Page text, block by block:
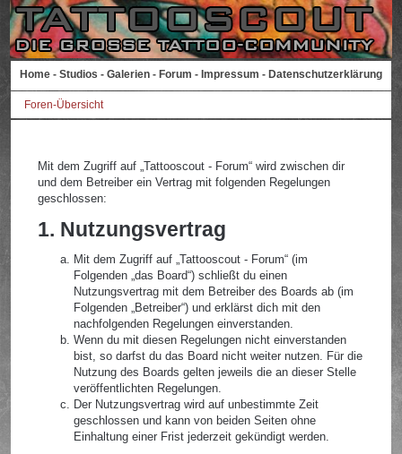
Home - Studios - Galerien - Forum - Impressum - Datenschutzerklärung
Foren-Übersicht
Mit dem Zugriff auf „Tattooscout - Forum“ wird zwischen dir
und dem Betreiber ein Vertrag mit folgenden Regelungen
geschlossen:
1. Nutzungsvertrag
Mit dem Zugriff auf „Tattooscout - Forum“ (im
Folgenden „das Board“) schließt du einen
Nutzungsvertrag mit dem Betreiber des Boards ab (im
Folgenden „Betreiber“) und erklärst dich mit den
nachfolgenden Regelungen einverstanden.
Wenn du mit diesen Regelungen nicht einverstanden
bist, so darfst du das Board nicht weiter nutzen. Für die
Nutzung des Boards gelten jeweils die an dieser Stelle
veröffentlichten Regelungen.
Der Nutzungsvertrag wird auf unbestimmte Zeit
geschlossen und kann von beiden Seiten ohne
Einhaltung einer Frist jederzeit gekündigt werden.